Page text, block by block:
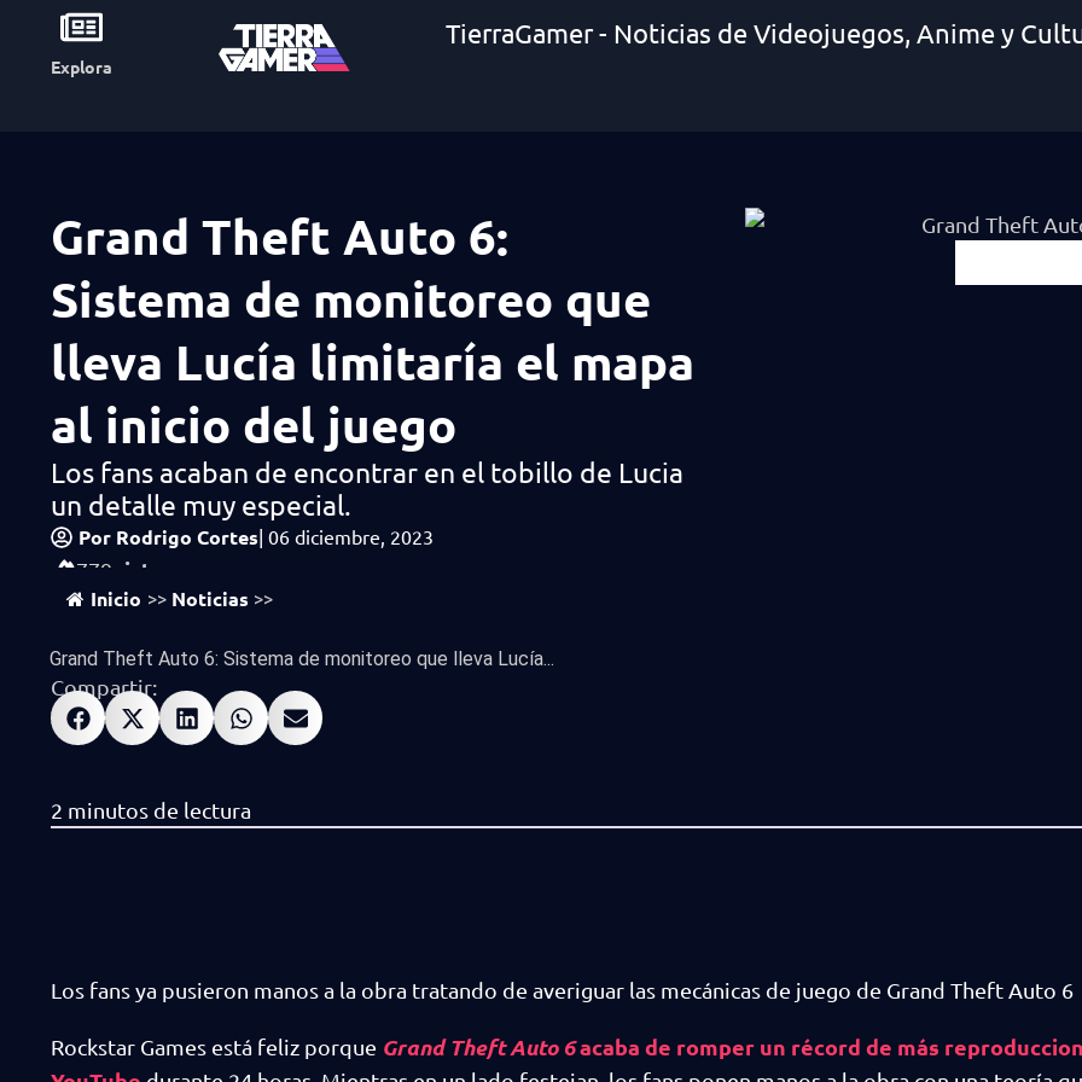
Explora
TierraGamer - Noticias de Videojuegos, Anime y
Grand Theft Auto 6:
Sistema de monitoreo que
lleva Lucía limitaría el mapa
al inicio del juego
Los fans acaban de encontrar en el tobillo de Lucia
un detalle muy especial.
Por Rodrigo Cortes| 06 diciembre, 2023
779 vistas
Inicio >> Noticias >>
Grand Theft Auto 6: Sistema de monitoreo que lleva Lucía...
Compartir:
Los fans ya pusieron manos a la obra tratando de averiguar las mecánicas de juego de Grand Theft Auto 6
Rockstar Games está feliz porque Grand Theft Auto 6acaba de romper un récord de más